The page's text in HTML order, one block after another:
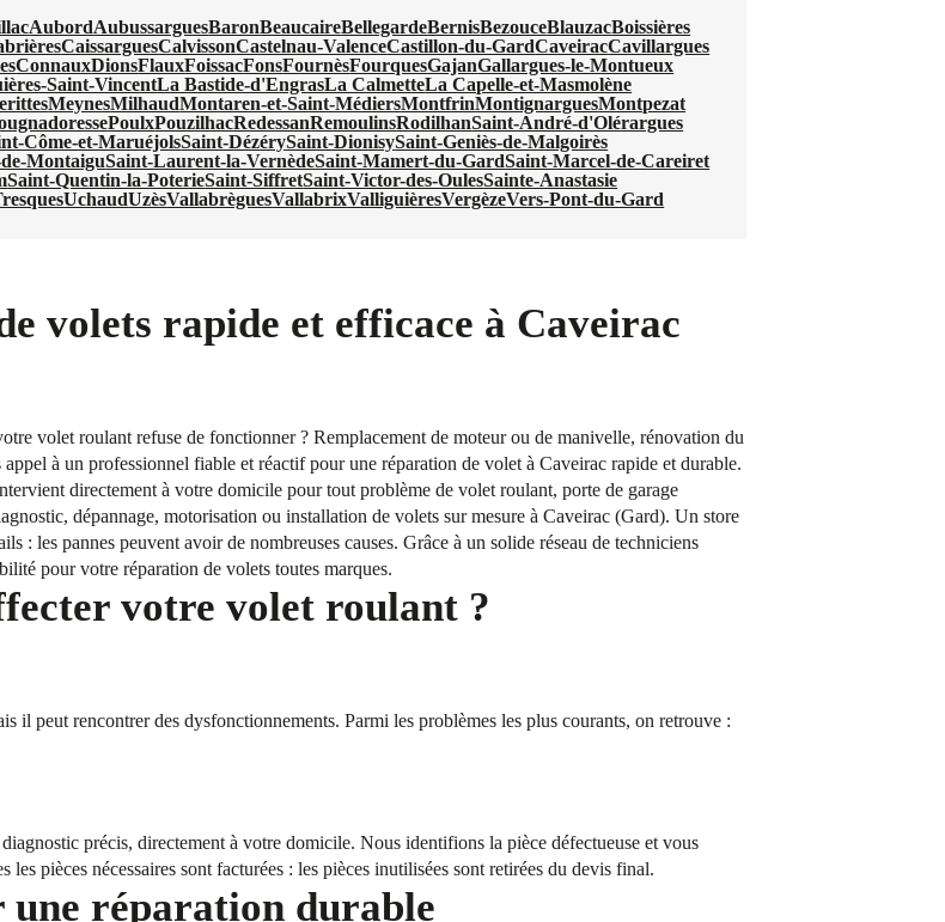
AubordAubussarguesBaronBeaucaireBellegardeBernisBezouceBlauzacBoissières
CaissarguesCalvissonCastelnau-ValenceCastillon-du-GardCaveiracCavillargues
ConnauxDionsFlauxFoissacFonsFournèsFourquesGajanGallargues-le-Montueux
Saint-VincentLa Bastide-d'EngrasLa CalmetteLa Capelle-et-Masmolène
MeynesMilhaudMontaren-et-Saint-MédiersMontfrinMontignarguesMontpezat
PoulxPouzilhacRedessanRemoulinsRodilhanSaint-André-d'Olérargues
Côme-et-MaruéjolsSaint-DézérySaint-DionisySaint-Geniès-de-Malgoirès
MontaiguSaint-Laurent-la-VernèdeSaint-Mamert-du-GardSaint-Marcel-de-Careiret
Saint-Quentin-la-PoterieSaint-SiffretSaint-Victor-des-OulesSainte-Anastasie
UchaudUzèsVallabrèguesVallabrixValliguièresVergèzeVers-Pont-du-Gard
volets rapide et efficace à Caveirac
volet roulant refuse de fonctionner ? Remplacement de moteur ou de manivelle, rénovation du
à un professionnel fiable et réactif pour une réparation de volet à Caveirac rapide et durable.
directement à votre domicile pour tout problème de volet roulant, porte de garage
dépannage, motorisation ou installation de volets sur mesure à Caveirac (Gard). Un store
: les pannes peuvent avoir de nombreuses causes. Grâce à un solide réseau de techniciens
pour votre réparation de volets toutes marques.
votre volet roulant ?
il peut rencontrer des dysfonctionnements. Parmi les problèmes les plus courants, on retrouve :
précis, directement à votre domicile. Nous identifions la pièce défectueuse et vous
pièces nécessaires sont facturées : les pièces inutilisées sont retirées du devis final.
une réparation durable